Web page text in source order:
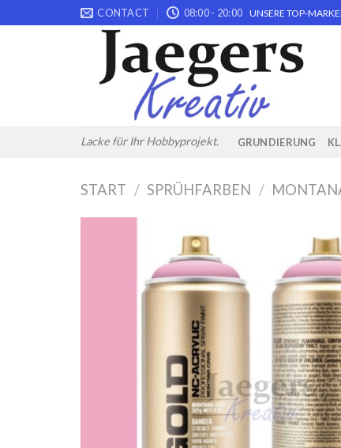
to
CONTACT 08:00 - 20:00 UNSERE TOP-
Lacke für Ihr Hobbyprojekt. GRUNDIERUNG
START / SPRÜHFARBEN /